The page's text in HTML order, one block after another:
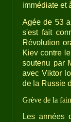
immédiate et
Agée de 53
s'est fait
Révolution
Kiev contre
soutenu par
avec Viktor
de la Russie
Grève de la
Les années